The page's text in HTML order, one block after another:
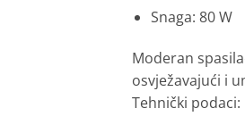
Snaga: 80 W
Moderan
osvježavajući i
Tehnički podaci: